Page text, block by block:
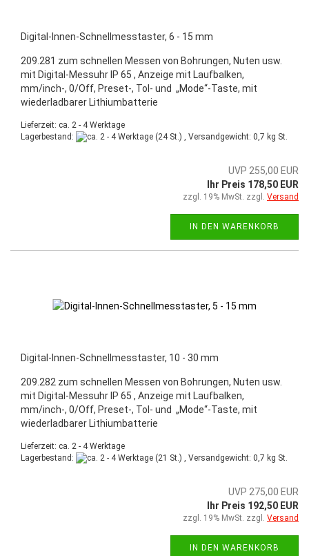
Digital-Innen-Schnellmesstaster, 6 - 15 mm
209.281 zum schnellen Messen von Bohrungen, Nuten usw.
mit Digital-Messuhr IP 65 , Anzeige mit Laufbalken,
mm/inch-, 0/Off, Preset-, Tol- und „Mode“-Taste, mit
wiederladbarer Lithiumbatterie
Lieferzeit: ca. 2 - 4 Werktage
Lagerbestand:
(24 St.) , Versandgewicht: 0,7 kg St.
UVP 255,00 EUR
Ihr Preis 178,50 EUR
zzgl. 19% MwSt. zzgl. Versand
IN DEN WARENKORB
Digital-Innen-Schnellmesstaster, 10 - 30 mm
209.282 zum schnellen Messen von Bohrungen, Nuten usw.
mit Digital-Messuhr IP 65 , Anzeige mit Laufbalken,
mm/inch-, 0/Off, Preset-, Tol- und „Mode“-Taste, mit
wiederladbarer Lithiumbatterie
Lieferzeit: ca. 2 - 4 Werktage
Lagerbestand:
(21 St.) , Versandgewicht: 0,7 kg St.
UVP 275,00 EUR
Ihr Preis 192,50 EUR
zzgl. 19% MwSt. zzgl. Versand
IN DEN WARENKORB